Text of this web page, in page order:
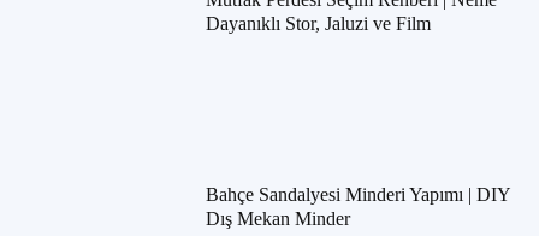
Dayanıklı Stor, Jaluzi ve Film
Bahçe Sandalyesi Minderi Yapımı | DIY
Dış Mekan Minder